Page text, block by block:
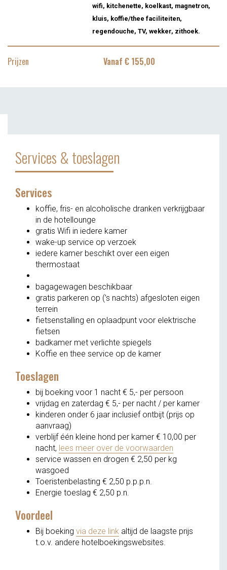
wifi, kitchenette, koelkast, magnetron,
kluis, koffie/thee faciliteiten,
regendouche, TV, wekker, zithoek.
Prijzen Vanaf € 155,00
Services & toeslagen
Services
koffie, fris- en alcoholische dranken verkrijgbaar
in de hotellounge
gratis Wifi in iedere kamer
wake-up service op verzoek
iedere kamer beschikt over een eigen
thermostaat
bagagewagen beschikbaar
gratis parkeren op (’s nachts) afgesloten eigen
terrein
fietsenstalling en oplaadpunt voor elektrische
fietsen
badkamer met verlichte spiegels
Koffie en thee service op de kamer
Toeslagen
bij boeking voor 1 nacht € 5,- per persoon
vrijdag en zaterdag € 5,- per nacht / per kamer
kinderen onder 6 jaar inclusief ontbijt (prijs op
aanvraag)
verblijf één kleine hond per kamer € 10,00 per
nacht, lees meer over de voorwaarden
service wassen en drogen € 2,50 per kg
wasgoed
Toeristenbelasting € 2,50 p.p.p.n.
Energie toeslag € 2,50 p.n.
Voordeel
Bij boeking via deze link altijd de laagste prijs
t.o.v. andere hotelboekingswebsites.